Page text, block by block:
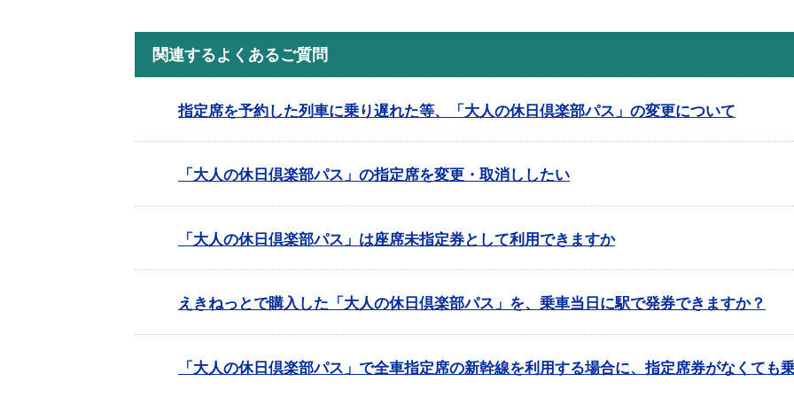
関連するよくあるご質問
指定席を予約した列車に乗り遅れた等、「大人の休日倶楽部パス」の変更について
「大人の休日倶楽部パス」の指定席を変更・取消ししたい
「大人の休日倶楽部パス」は座席未指定券として利用できますか
えきねっとで購入した「大人の休日倶楽部パス」を、乗車当日に駅で発券できますか？
「大人の休日倶楽部パス」で全車指定席の新幹線を利用する場合に、指定席券がなくても